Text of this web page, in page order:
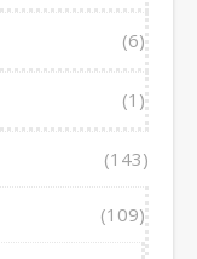
(6)
(1)
(143)
(109)